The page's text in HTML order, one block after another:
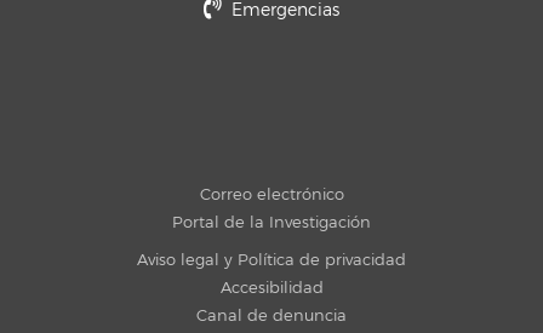
Emergencias
Correo electrónico
Portal de la Investigación
Aviso legal y Política de privacidad
Accesibilidad
Canal de denuncia